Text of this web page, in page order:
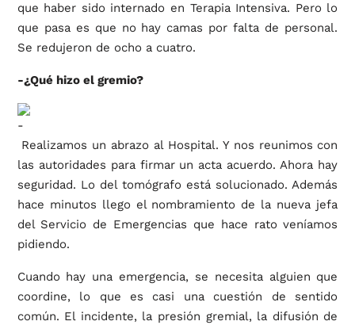
que haber sido internado en Terapia Intensiva. Pero lo
que pasa es que no hay camas por falta de personal.
Se redujeron de ocho a cuatro.
-¿Qué hizo el gremio?
Realizamos un abrazo al Hospital. Y nos reunimos con
las autoridades para firmar un acta acuerdo. Ahora hay
seguridad. Lo del tomógrafo está solucionado. Además
hace minutos llego el nombramiento de la nueva jefa
del Servicio de Emergencias que hace rato veníamos
pidiendo.
Cuando hay una emergencia, se necesita alguien que
coordine, lo que es casi una cuestión de sentido
común. El incidente, la presión gremial, la difusión de